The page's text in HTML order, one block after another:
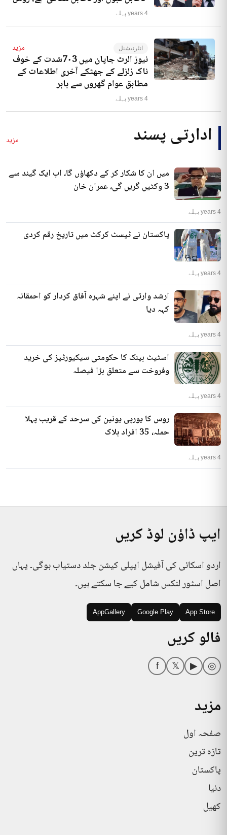
4 years پہلے
انٹرنیشنل مزید
نیوز الرٹ جاپان میں 7۰3شدت کے خوف
ناک زلزلے کے جھٹکے آخری اطلاعات کے
مطابق عوام گھروں سے باہر
4 years پہلے
ادارتی پسند مزید
میں ان کا شکار کر کے دکھاؤں گا، اب ایک گیند سے
3 وکٹیں گریں گی، عمران خان
4 years پہلے
پاکستان نے ٹیسٹ کرکٹ میں تاریخ رقم کردی
4 years پہلے
ارشد وارثی نے اپنے شہرہ آفاق کردار کو احمقانہ
کہہ دیا
4 years پہلے
اسٹیٹ بینک کا حکومتی سیکیورٹیز کی خرید
وفروخت سے متعلق بڑا فیصلہ
4 years پہلے
روس کا یورپی یونین کی سرحد کے قریب پہلا
حملہ، 35 افراد ہلاک
4 years پہلے
ایپ ڈاؤن لوڈ کریں
اردو اسکائی کی آفیشل ایپلی کیشن جلد دستیاب ہوگی۔ یہاں
اصل اسٹور لنکس شامل کیے جا سکتے ہیں۔
App Store
Google Play
AppGallery
فالو کریں
◎
▶
𝕏
f
مزید
صفحہ اول
تازہ ترین
پاکستان
دنیا
کھیل